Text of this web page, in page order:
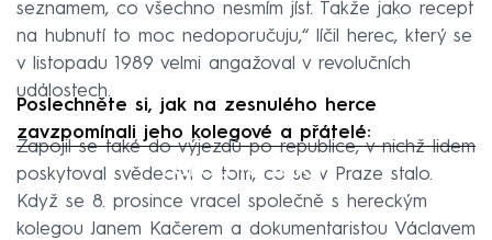
seznamem, co všechno nesmím jíst. Takže jako recept
na hubnutí to moc nedoporučuju,“ líčil herec, který se
v listopadu 1989 velmi angažoval v revolučních
událostech.
Poslechněte si, jak na zesnulého herce
zavzpomínali jeho kolegové a přátelé:
Failed to fetch
Zapojil se také do výjezdů po republice, v nichž lidem
poskytoval svědectví o tom, co se v Praze stalo.
Když se 8. prosince vracel společně s hereckým
kolegou Janem Kačerem a dokumentaristou Václavem